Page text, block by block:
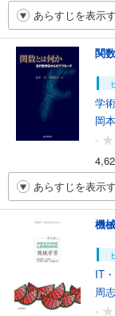
あらすじを表示
関
学
岡
-
あらすじを表示
機
IT
周
-